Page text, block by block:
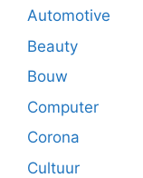
Automotive
Beauty
Bouw
Computer
Corona
Cultuur